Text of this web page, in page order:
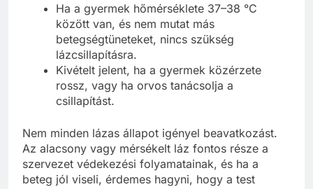
Ha a gyermek hőmérséklete 37–38 °C
között van, és nem mutat más
betegségtüneteket, nincs szükség
lázcsillapításra.
Kivételt jelent, ha a gyermek közérzete
rossz, vagy ha orvos tanácsolja a
csillapítást.
Nem minden lázas állapot igényel beavatkozást.
Az alacsony vagy mérsékelt láz fontos része a
szervezet védekezési folyamatainak, és ha a
beteg jól viseli, érdemes hagyni, hogy a test